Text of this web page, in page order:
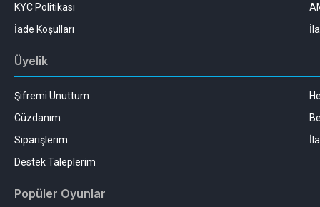
KYC Politikası
İade Koşulları
Üyelik
Şifremi Unuttum
Cüzdanım
Siparişlerim
Destek Taleplerim
Popüler Oyunlar